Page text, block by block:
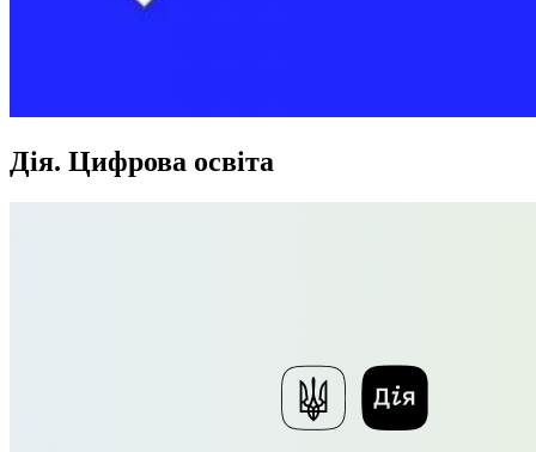
Дія. Цифрова освіта